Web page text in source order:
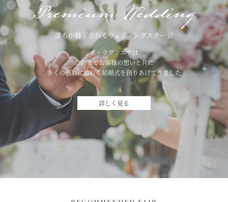
Premium Wedding
誰もが魅了されるウェディングステージ
ザ・ラグシエナは
これまでお客様の想いと共に
多くの感動に溢れる結婚式を創りあげてきました
詳しく見る